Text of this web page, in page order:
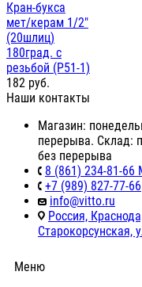
Кран-букса
мет/керам 1/2"
(20шлиц)
180град. с
резьбой (Р51-1)
182 руб.
Наши контакты
Магазин:
перерыва. Склад:
без перерыва
8 (861) 234-81-66
+7 (989) 827-77-66
info@vitto.ru
Россия,
Старокорсунская,
Меню